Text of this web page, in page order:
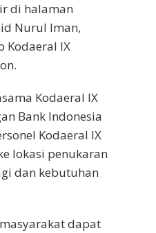
di halaman
Nurul Iman,
Kodaeral IX
Kodaeral IX
Bank Indonesia
Kodaeral lX
lokasi penukaran
dan kebutuhan
dapat